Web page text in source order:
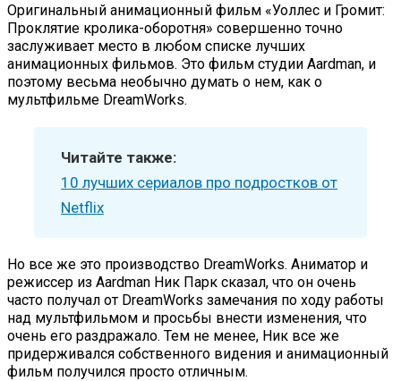
Оригинальный анимационный фильм «Уоллес и Громит:
Проклятие кролика-оборотня» совершенно точно
заслуживает место в любом списке лучших
анимационных фильмов. Это фильм студии Aardman, и
поэтому весьма необычно думать о нем, как о
мультфильме DreamWorks.
Читайте также:
10 лучших сериалов про подростков от
Netflix
Но все же это производство DreamWorks. Аниматор и
режиссер из Aardman Ник Парк сказал, что он очень
часто получал от DreamWorks замечания по ходу работы
над мультфильмом и просьбы внести изменения, что
очень его раздражало. Тем не менее, Ник все же
придерживался собственного видения и анимационный
фильм получился просто отличным.